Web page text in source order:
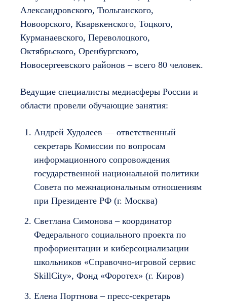
Александровского, Тюльганского,
Новоорского, Кварвкенского, Тоцкого,
Курманаевского, Переволоцкого,
Октябрьского, Оренбургского,
Новосергеевского районов – всего 80 человек.
Ведущие специалисты медиасферы России и
области провели обучающие занятия:
Андрей Худолеев — ответственный
секретарь Комиссии по вопросам
информационного сопровождения
государственной национальной политики
Совета по межнациональным отношениям
при Президенте РФ (г. Москва)
Светлана Симонова – координатор
Федерального социального проекта по
профориентации и киберсоциализации
школьников «Справочно-игровой сервис
SkillCity», Фонд «Форотех» (г. Киров)
Елена Портнова – пресс-секретарь